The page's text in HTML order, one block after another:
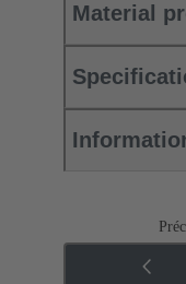
Material